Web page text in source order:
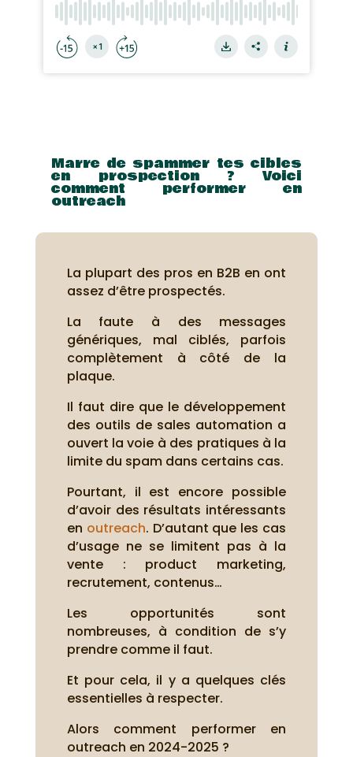
Marre de spammer tes cibles
en prospection ? Voici
comment performer en
outreach
La plupart des pros en B2B en ont
assez d’être prospectés.
La faute à des messages
génériques, mal ciblés, parfois
complètement à côté de la
plaque.
Il faut dire que le développement
des outils de sales automation a
ouvert la voie à des pratiques à la
limite du spam dans certains cas.
Pourtant, il est encore possible
d’avoir des résultats intéressants
en outreach. D’autant que les cas
d’usage ne se limitent pas à la
vente : product marketing,
recrutement, contenus…
Les opportunités sont
nombreuses, à condition de s’y
prendre comme il faut.
Et pour cela, il y a quelques clés
essentielles à respecter.
Alors comment performer en
outreach en 2024-2025 ?